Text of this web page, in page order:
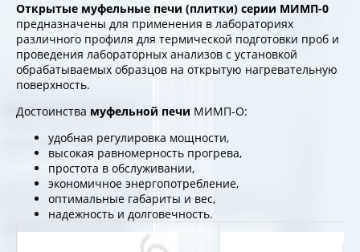
Открытые муфельные печи (плитки) серии МИМП-0
предназначены для применения в лабораториях
различного профиля для термической подготовки проб и
проведения лабораторных анализов с установкой
обрабатываемых образцов на открытую нагревательную
поверхность.
Достоинства муфельной печи МИМП-О:
удобная регулировка мощности,
высокая равномерность прогрева,
простота в обслуживании,
экономичное энергопотребление,
оптимальные габариты и вес,
надежность и долговечность.